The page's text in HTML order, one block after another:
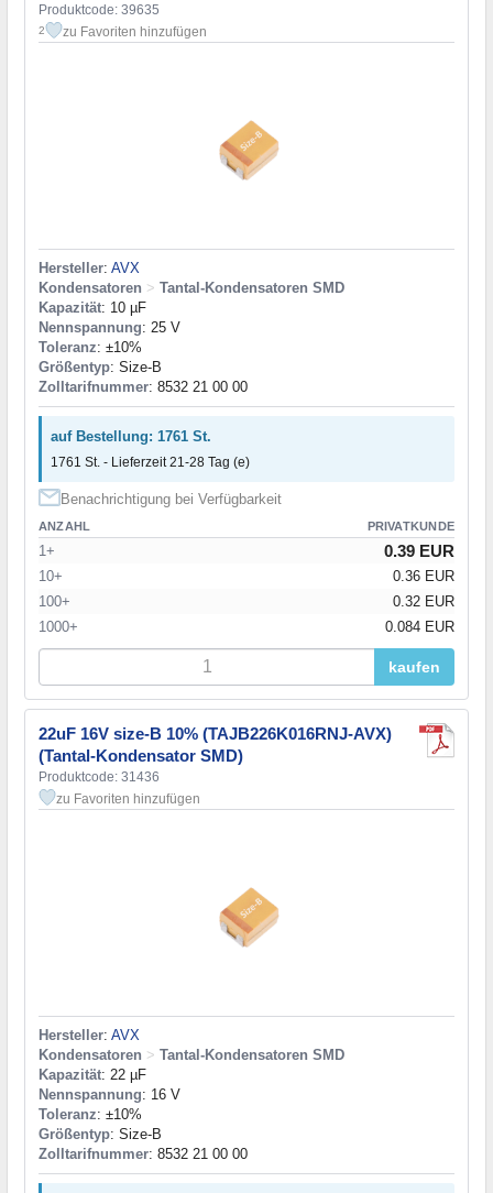
Produktcode: 39635
2 zu Favoriten hinzufügen
Hersteller: AVX
Kondensatoren > Tantal-Kondensatoren SMD
Kapazität: 10 µF
Nennspannung: 25 V
Toleranz: ±10%
Größentyp: Size-B
Zolltarifnummer: 8532 21 00 00
auf Bestellung: 1761 St.
1761 St. - Lieferzeit 21-28 Tag (e)
Benachrichtigung bei Verfügbarkeit
ANZAHL PRIVATKUNDE
1+ 0.39 EUR
10+
0.36 EUR
100+
0.32 EUR
1000+
0.084 EUR
kaufen
22uF 16V size-B 10% (TAJB226K016RNJ-AVX)
(Tantal-Kondensator SMD)
Produktcode: 31436
zu Favoriten hinzufügen
Hersteller: AVX
Kondensatoren > Tantal-Kondensatoren SMD
Kapazität: 22 µF
Nennspannung: 16 V
Toleranz: ±10%
Größentyp: Size-B
Zolltarifnummer: 8532 21 00 00